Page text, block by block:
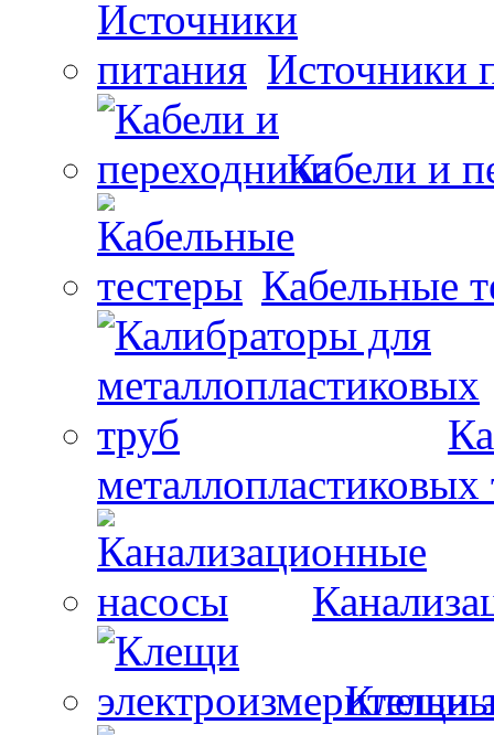
Источники
Кабели и
Кабельные
металлопластиковых
Клещи